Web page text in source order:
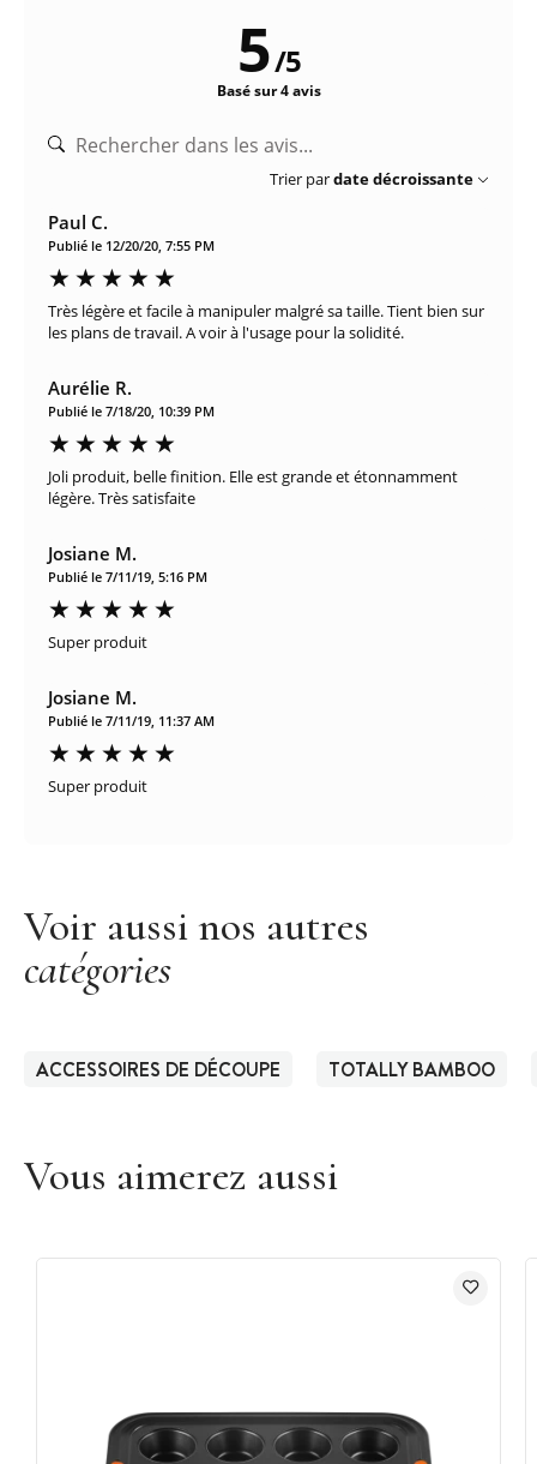
5/5
Basé sur 4 avis
Trier pardate décroissante
Paul C.
Publié le 12/20/20, 7:55 PM
Très légère et facile à manipuler malgré sa taille. Tient bien sur
les plans de travail. A voir à l'usage pour la solidité.
Aurélie R.
Publié le 7/18/20, 10:39 PM
Joli produit, belle finition. Elle est grande et étonnamment
légère. Très satisfaite
Josiane M.
Publié le 7/11/19, 5:16 PM
Super produit
Josiane M.
Publié le 7/11/19, 11:37 AM
Super produit
Voir aussi nos autres
catégories
ACCESSOIRES DE DÉCOUPE TOTALLY BAMBOO
Vous aimerez aussi